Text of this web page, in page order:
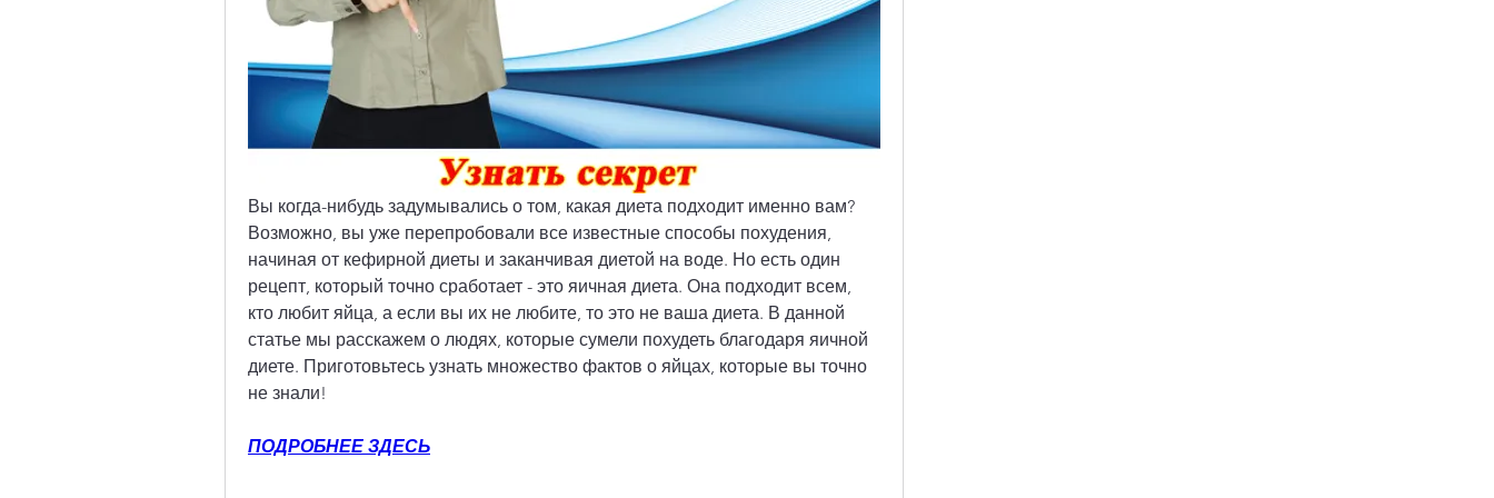
Вы когда-нибудь задумывались о том, какая диета подходит именно вам?
Возможно, вы уже перепробовали все известные способы похудения,
начиная от кефирной диеты и заканчивая диетой на воде. Но есть один
рецепт, который точно сработает - это яичная диета. Она подходит всем,
кто любит яйца, а если вы их не любите, то это не ваша диета. В данной
статье мы расскажем о людях, которые сумели похудеть благодаря яичной
диете. Приготовьтесь узнать множество фактов о яйцах, которые вы точно
не знали!
ПОДРОБНЕЕ ЗДЕСЬ